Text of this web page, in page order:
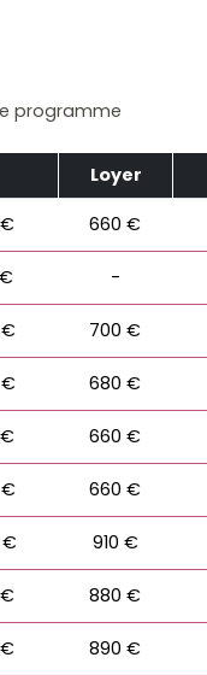
programme
Loyer
660 €
-
€ 700 €
€ 680 €
660 €
€ 660 €
€ 910 €
880 €
890 €